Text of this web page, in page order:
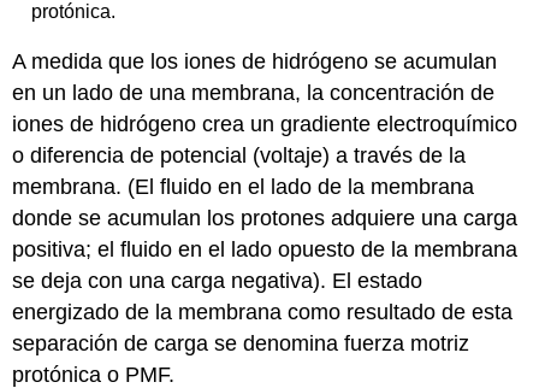
protónica.
A medida que los iones de hidrógeno se acumulan
en un lado de una membrana, la concentración de
iones de hidrógeno crea un gradiente electroquímico
o diferencia de potencial (voltaje) a través de la
membrana. (El fluido en el lado de la membrana
donde se acumulan los protones adquiere una carga
positiva; el fluido en el lado opuesto de la membrana
se deja con una carga negativa). El estado
energizado de la membrana como resultado de esta
separación de carga se denomina fuerza motriz
protónica o PMF.